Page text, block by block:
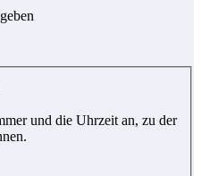
und die Uhrzeit an, zu der